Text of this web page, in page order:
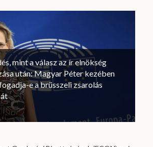
mint a válasz az ír elnökség
után: Magyar Péter kezében
e a brüsszeli zsarolás